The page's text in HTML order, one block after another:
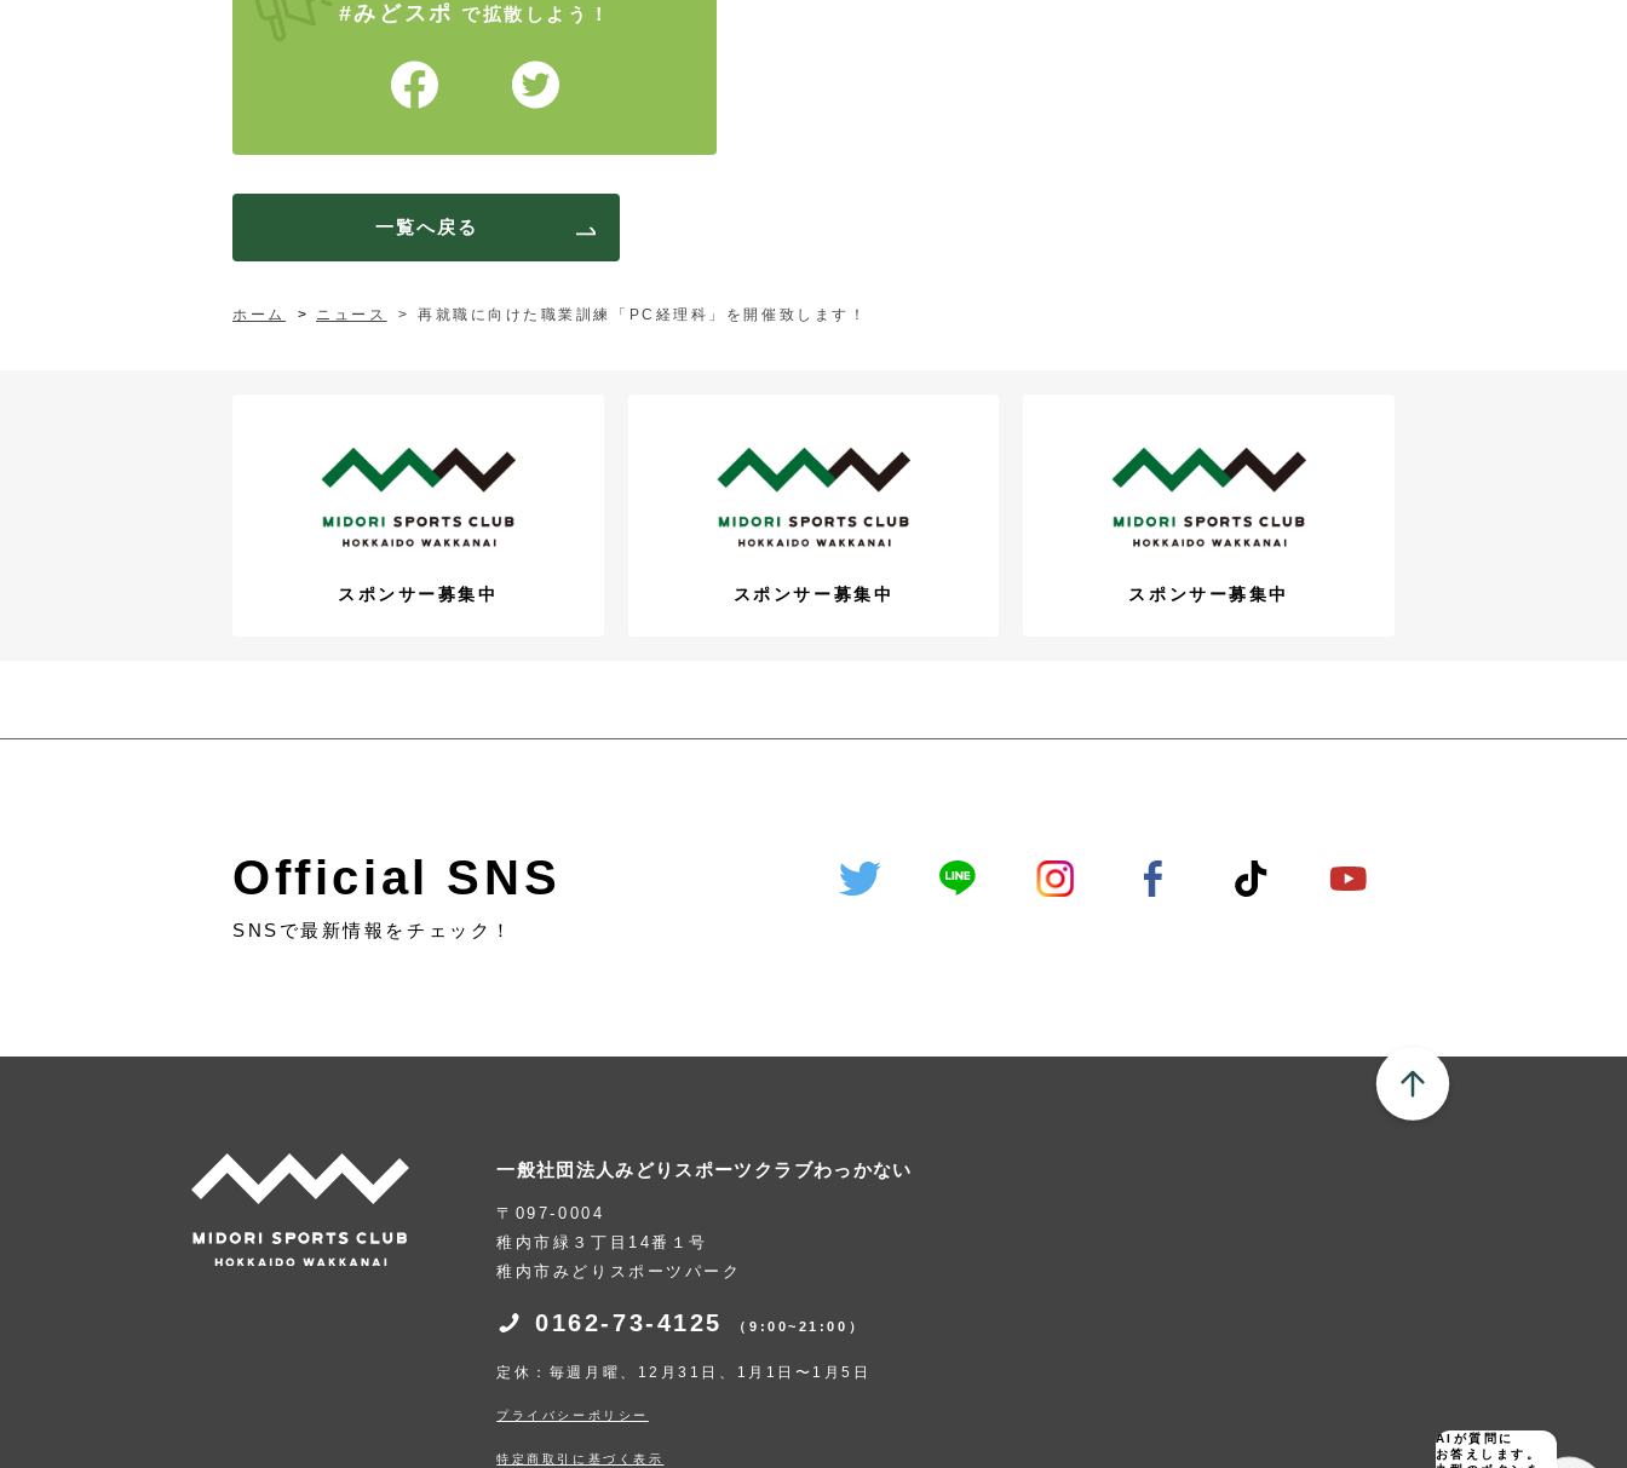
#みどスポ で拡散しよう！
一覧へ戻る
ホーム ニュース 再就職に向けた職業訓練「PC経理科」を開催致します！
スポンサー募集中 スポンサー募集中 スポンサー募集中
AIが質問に
お答えします。
Official SNS
SNSで最新情報をチェック！
一般社団法人みどりスポーツクラブわっかない
〒097-0004
稚内市緑３丁目14番１号
稚内市みどりスポーツパーク
0162-73-4125 （9:00~21:00）
定休：毎週月曜、12月31日、1月1日〜1月5日
プライバシーポリシー
特定商取引に基づく表示